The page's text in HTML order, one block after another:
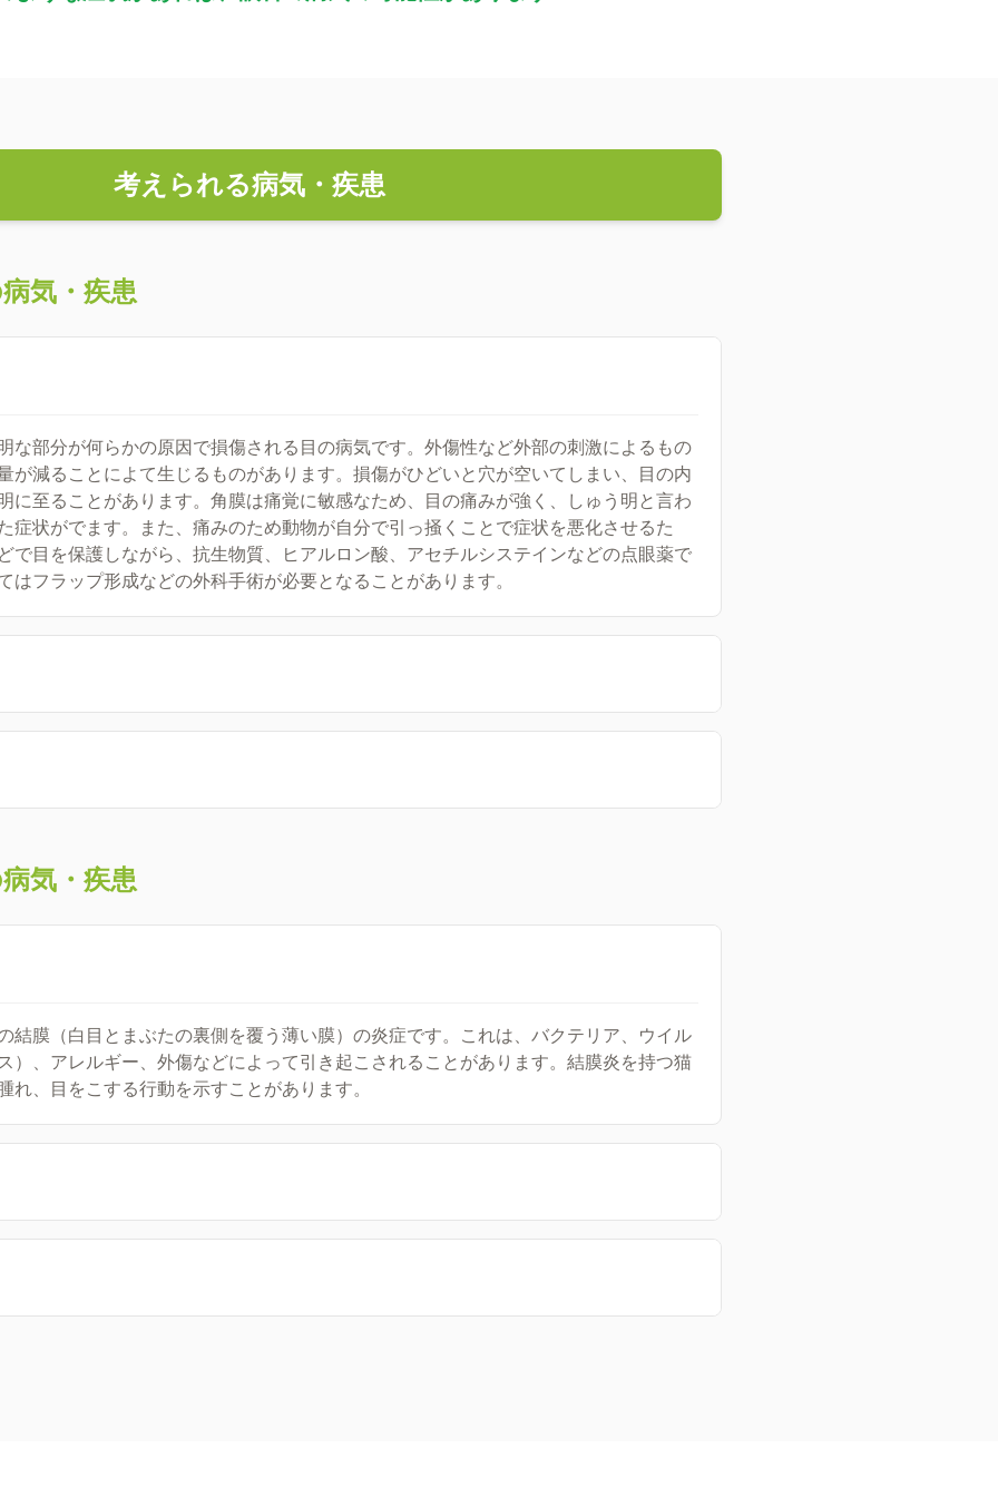
考えられる病気・疾患
気・疾患
な部分が何らかの原因で損傷される目の病気です。外傷性など外部の刺激によるもの
が減ることによて生じるものがあります。損傷がひどいと穴が空いてしまい、目の内
に至ることがあります。角膜は痛覚に敏感なため、目の痛みが強く、しゅう明と言わ
症状がでます。また、痛みのため動物が自分で引っ掻くことで症状を悪化させるた
で目を保護しながら、抗生物質、ヒアルロン酸、アセチルシステインなどの点眼薬で
はフラップ形成などの外科手術が必要となることがあります。
気・疾患
結膜（白目とまぶたの裏側を覆う薄い膜）の炎症です。これは、バクテリア、ウイル
）、アレルギー、外傷などによって引き起こされることがあります。結膜炎を持つ猫
れ、目をこする行動を示すことがあります。